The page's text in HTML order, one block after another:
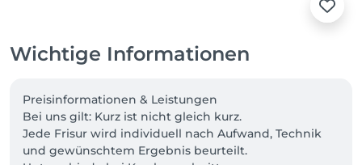
Wichtige Informationen
Preisinformationen & Leistungen
Bei uns gilt: Kurz ist nicht gleich kurz.
Jede Frisur wird individuell nach Aufwand, Technik
und gewünschtem Ergebnis beurteilt.